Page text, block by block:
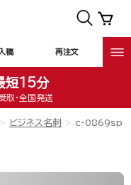
稿 再注文
短15分
取・全国発送
ビジネス名刺 c-0869sp